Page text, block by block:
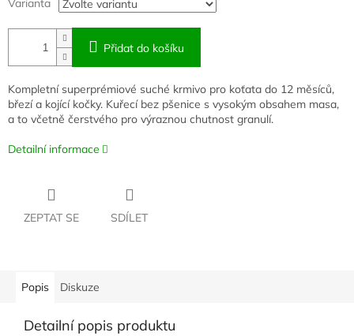
Varianta
Přidat do košíku
Kompletní superprémiové suché krmivo pro koťata do 12 měsíců,
březí a kojící kočky. Kuřecí bez pšenice s vysokým obsahem masa,
a to včetně čerstvého pro výraznou chutnost granulí.
Detailní informace
ZEPTAT SE SDÍLET
Popis Diskuze
Detailní popis produktu